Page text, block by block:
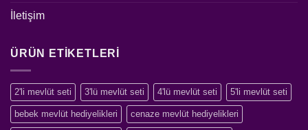
İletişim
ÜRÜN ETIKETLERI
2'li mevlüt seti 3'lü mevlüt seti 4'lü mevlüt seti 5'li mevlüt seti
bebek mevlüt hediyelikleri cenaze mevlüt hediyelikleri